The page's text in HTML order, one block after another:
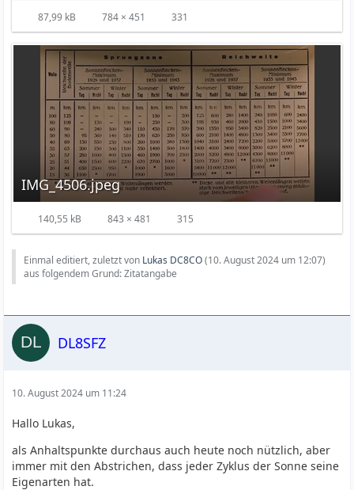
87,99 kB 784 × 451 331
IMG_4506.jpeg
140,55 kB 843 × 481 315
Einmal editiert, zuletzt von Lukas DC8CO(10. August 2024 um 12:07)
aus folgendem Grund: Zitatangabe
DL8SFZ
10. August 2024 um 11:24
Hallo Lukas,
als Anhaltspunkte durchaus auch heute noch nützlich, aber
immer mit den Abstrichen, dass jeder Zyklus der Sonne seine
Eigenarten hat.